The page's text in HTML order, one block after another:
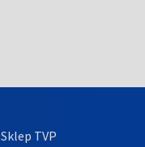
Sklep TVP